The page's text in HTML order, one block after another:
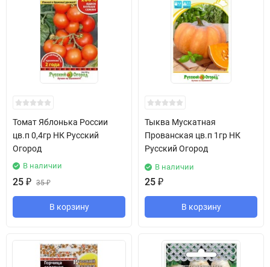
Томат Яблонька России
цв.п 0,4гр НК Русский
Огород
В наличии
25 ₽ 35₽
В корзину
Тыква Мускатная
Прованская цв.п 1гр НК
Русский Огород
В наличии
25 ₽
В корзину